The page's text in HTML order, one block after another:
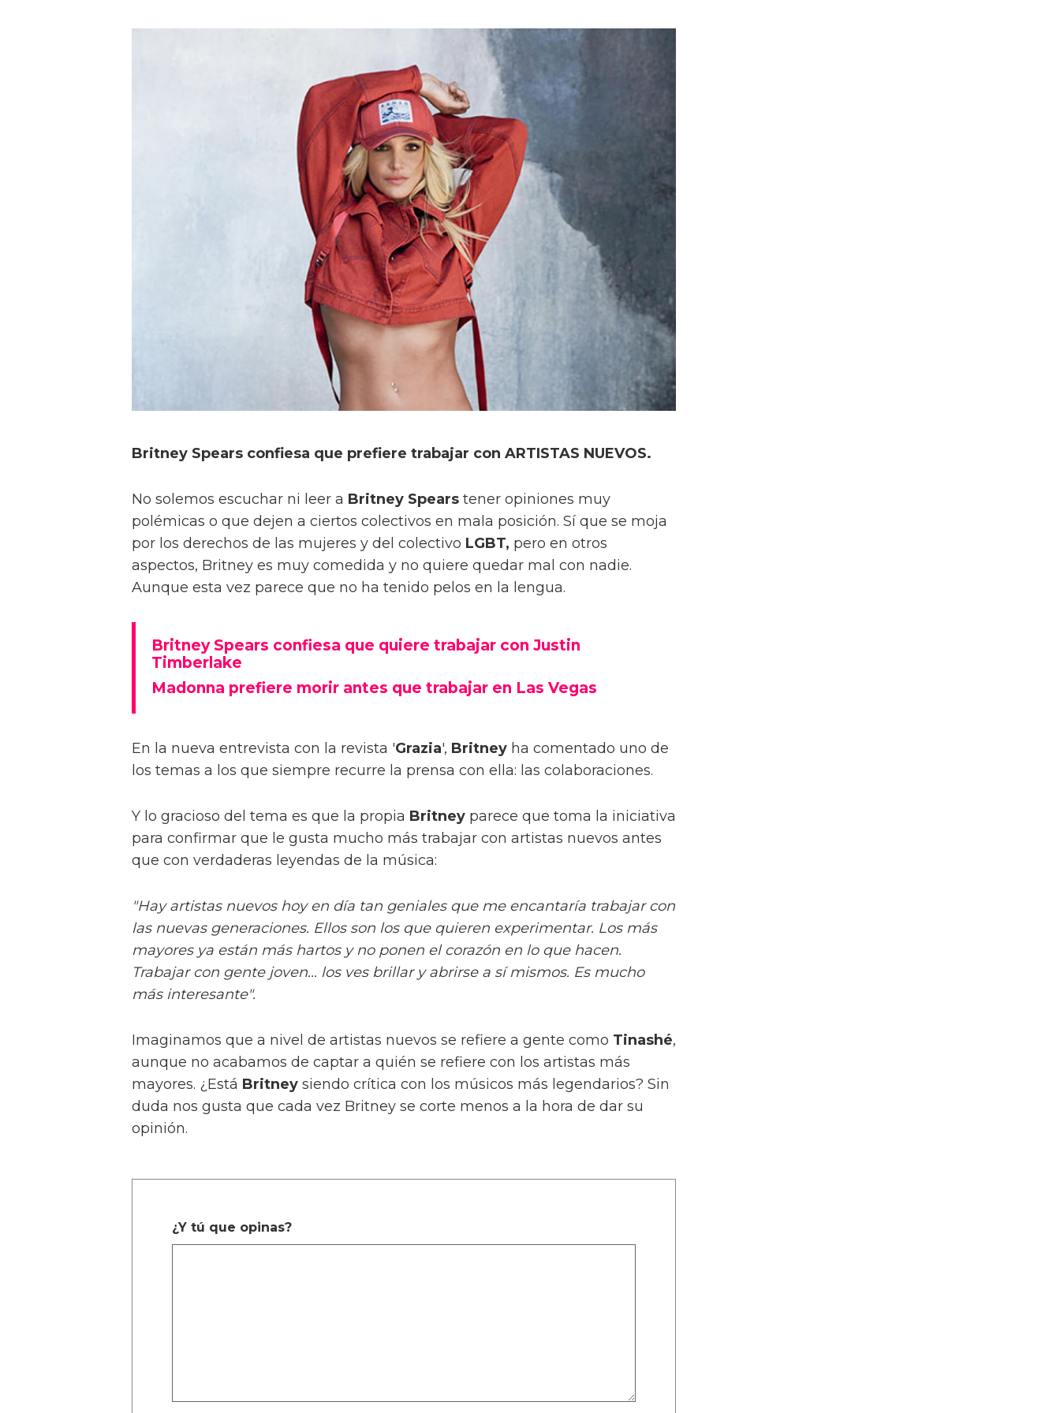
Britney Spears confiesa que prefiere trabajar con ARTISTAS NUEVOS.
No solemos escuchar ni leer a Britney Spears tener opiniones muy
polémicas o que dejen a ciertos colectivos en mala posición. Sí que se moja
por los derechos de las mujeres y del colectivo LGBT, pero en otros
aspectos, Britney es muy comedida y no quiere quedar mal con nadie.
Aunque esta vez parece que no ha tenido pelos en la lengua.
Britney Spears confiesa que quiere trabajar con Justin
Timberlake
Madonna prefiere morir antes que trabajar en Las Vegas
En la nueva entrevista con la revista 'Grazia', Britney ha comentado uno de
los temas a los que siempre recurre la prensa con ella: las colaboraciones.
Y lo gracioso del tema es que la propia Britney parece que toma la iniciativa
para confirmar que le gusta mucho más trabajar con artistas nuevos antes
que con verdaderas leyendas de la música:
"Hay artistas nuevos hoy en día tan geniales que me encantaría trabajar con
las nuevas generaciones. Ellos son los que quieren experimentar. Los más
mayores ya están más hartos y no ponen el corazón en lo que hacen.
Trabajar con gente joven... los ves brillar y abrirse a sí mismos. Es mucho
más interesante".
Imaginamos que a nivel de artistas nuevos se refiere a gente como Tinashé,
aunque no acabamos de captar a quién se refiere con los artistas más
mayores. ¿Está Britney siendo crítica con los músicos más legendarios? Sin
duda nos gusta que cada vez Britney se corte menos a la hora de dar su
opinión.
¿Y tú que opinas?